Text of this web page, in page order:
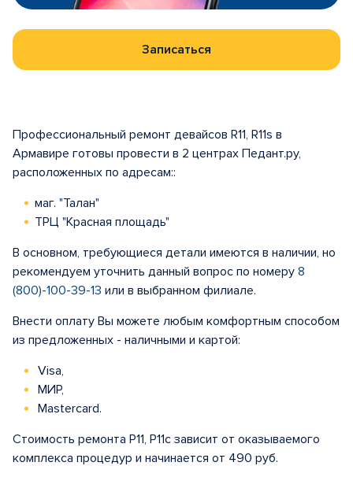
Записаться
Профессиональный ремонт девайсов R11, R11s в
Армавире готовы провести в 2 центрах Педант.ру,
расположенных по адресам::
маг. "Талан"
ТРЦ "Красная площадь"
В основном, требующиеся детали имеются в наличии, но
рекомендуем уточнить данный вопрос по номеру 8
(800)-100-39-13 или в выбранном филиале.
Внести оплату Вы можете любым комфортным способом
из предложенных - наличными и картой:
Visa,
МИР,
Mastercard.
Стоимость ремонта Р11, Р11с зависит от оказываемого
комплекса процедур и начинается от 490 руб.